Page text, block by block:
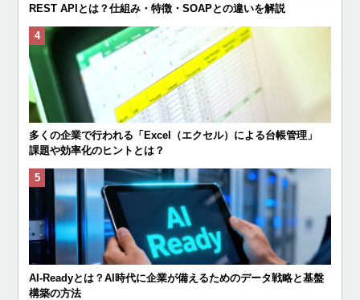
REST APIとは？仕組み・特徴・SOAPとの違いを解説
多くの企業で行われる「Excel（エクセル）による台帳管理」
課題や効率化のヒントとは？
AI-Readyとは？AI時代に企業が備えるためのデータ戦略と基盤
構築の方法